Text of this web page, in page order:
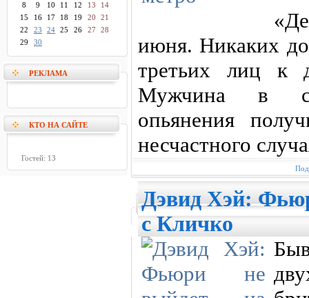
8
9 10 11 12 13
14
15
16 17 18 19 20
21
22
23 24 25 26 27
28
29
30
РЕКЛАМА
КТО НА САЙТЕ
Гостей: 13
июня. Никаких
третьих лиц к
Мужчина в
опьянения
несчастного
Дэвид Хэй:
с Кличко